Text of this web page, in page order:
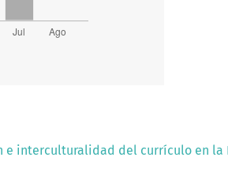
e interculturalidad del currículo en la